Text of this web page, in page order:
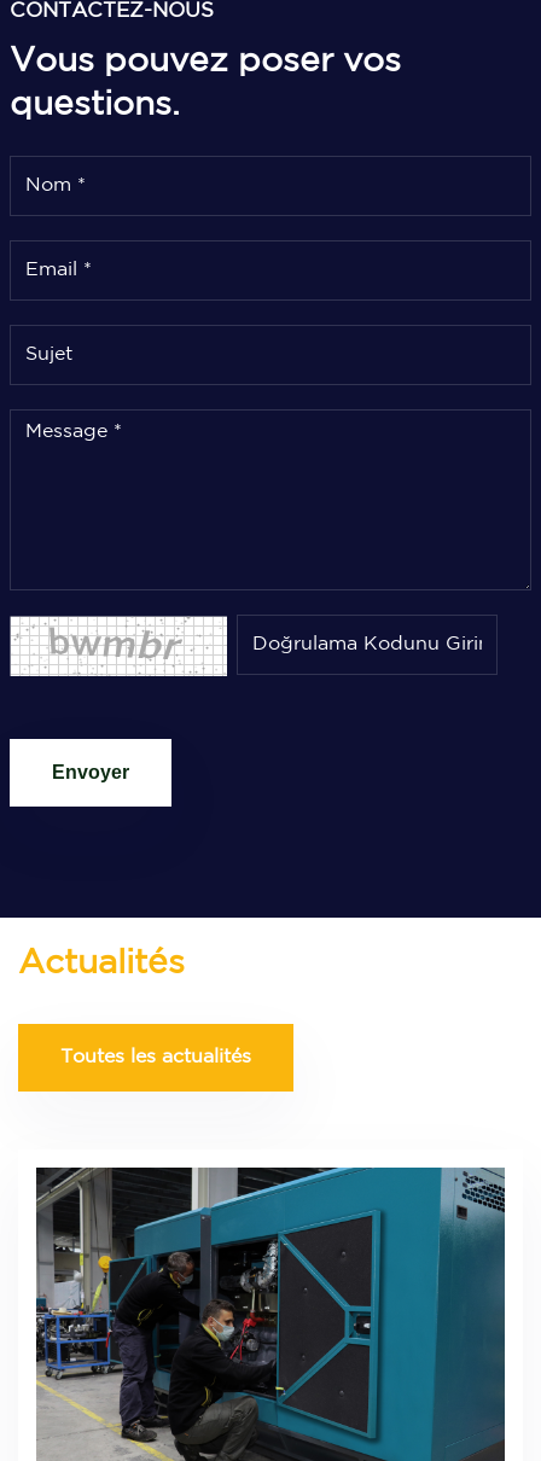
CONTACTEZ-NOUS
Vous pouvez poser vos
questions.
Envoyer
Actualités
Toutes les actualités